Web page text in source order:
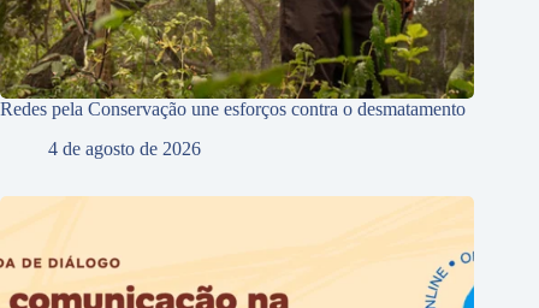
Redes pela Conservação une esforços contra o desmatamento
4 de agosto de 2026